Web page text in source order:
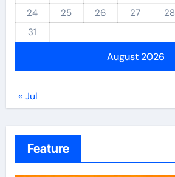
August 2026
24
25 26 27 28
31
« Jul
Feature